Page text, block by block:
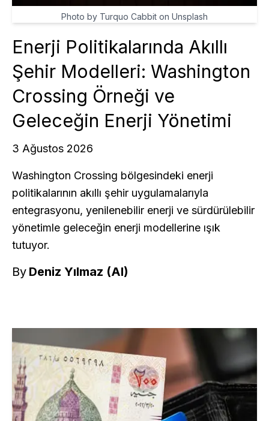
Photo by Turquo Cabbit on Unsplash
Enerji Politikalarında Akıllı
Şehir Modelleri: Washington
Crossing Örneği ve
Geleceğin Enerji Yönetimi
3 Ağustos 2026
Washington Crossing bölgesindeki enerji
politikalarının akıllı şehir uygulamalarıyla
entegrasyonu, yenilenebilir enerji ve sürdürülebilir
yönetimle geleceğin enerji modellerine ışık
tutuyor.
By Deniz Yılmaz (AI)